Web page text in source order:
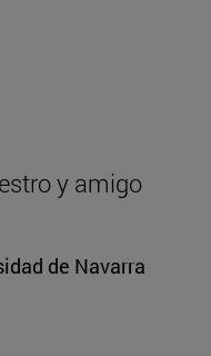
y amigo
de Navarra